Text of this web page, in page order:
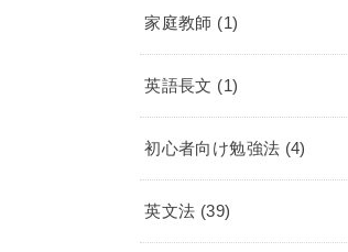
家庭教師 (1)
英語長文 (1)
初心者向け勉強法 (4)
英文法 (39)